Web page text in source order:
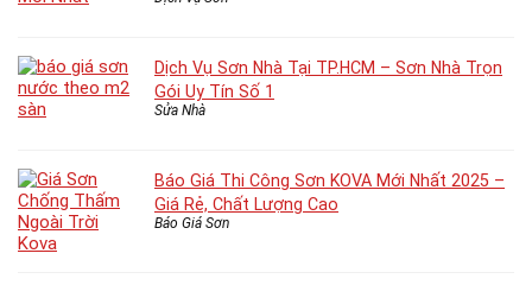
Dịch Vụ Sơn Nhà Tại TP.HCM – Sơn Nhà Trọn
Gói Uy Tín Số 1
Sửa Nhà
Báo Giá Thi Công Sơn KOVA Mới Nhất 2025 –
Giá Rẻ, Chất Lượng Cao
Báo Giá Sơn